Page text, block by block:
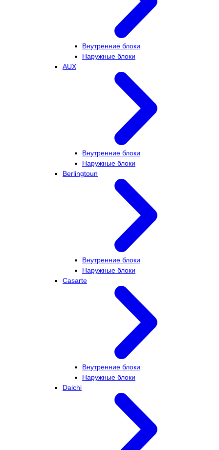
Внутренние блоки
Наружные блоки
AUX
Внутренние блоки
Наружные блоки
Berlingtoun
Внутренние блоки
Наружные блоки
Casarte
Внутренние блоки
Наружные блоки
Daichi